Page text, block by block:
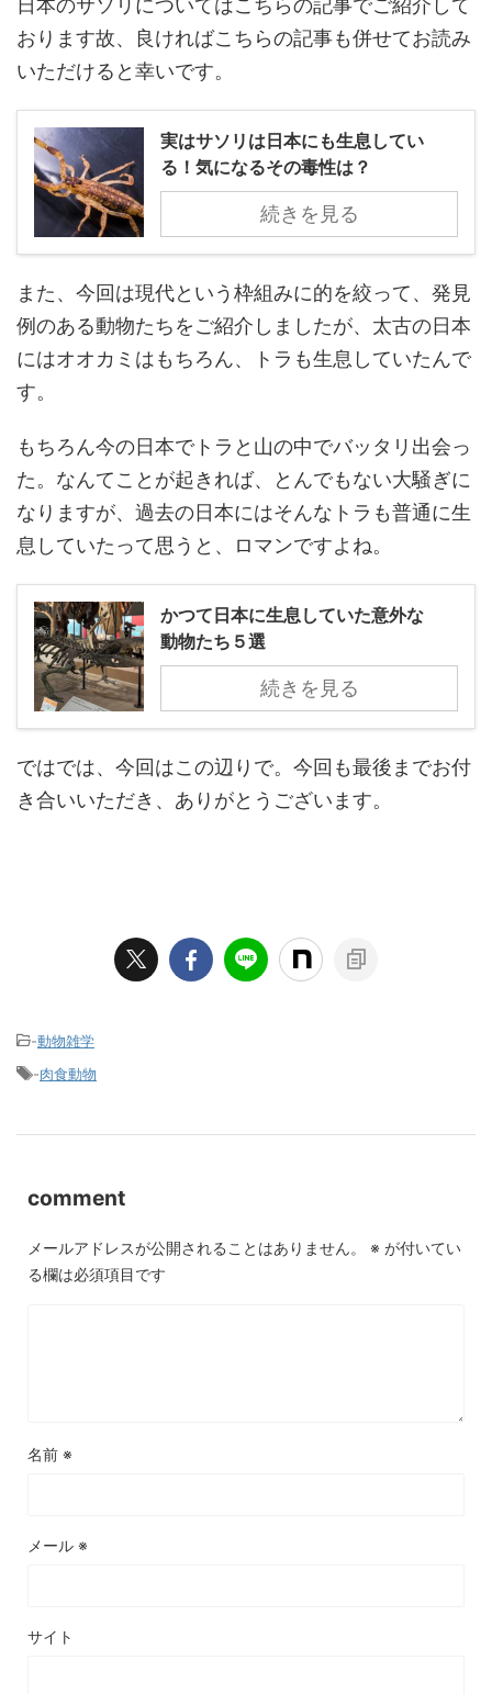
日本のサソリについてはこちらの記事でご紹介して
おります故、良ければこちらの記事も併せてお読み
いただけると幸いです。
実はサソリは日本にも生息してい
る！気になるその毒性は？
続きを見る
また、今回は現代という枠組みに的を絞って、発見
例のある動物たちをご紹介しましたが、太古の日本
にはオオカミはもちろん、トラも生息していたんで
す。
もちろん今の日本でトラと山の中でバッタリ出会っ
た。なんてことが起きれば、とんでもない大騒ぎに
なりますが、過去の日本にはそんなトラも普通に生
息していたって思うと、ロマンですよね。
かつて日本に生息していた意外な
動物たち５選
続きを見る
ではでは、今回はこの辺りで。今回も最後までお付
き合いいただき、ありがとうございます。
-動物雑学
-肉食動物
comment
メールアドレスが公開されることはありません。 ※ が付いてい
る欄は必須項目です
名前 ※
メール ※
サイト